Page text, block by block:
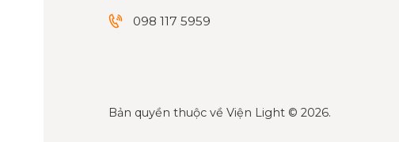
098 117 5959
Bản quyền thuộc về Viện Light© 2026.